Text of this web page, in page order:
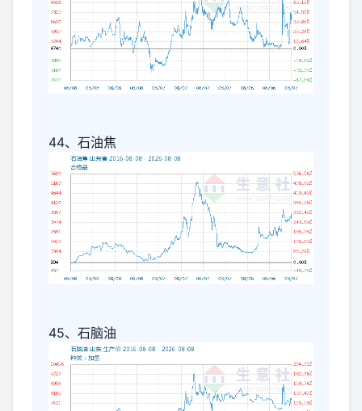
44、石油焦
45、石脑油